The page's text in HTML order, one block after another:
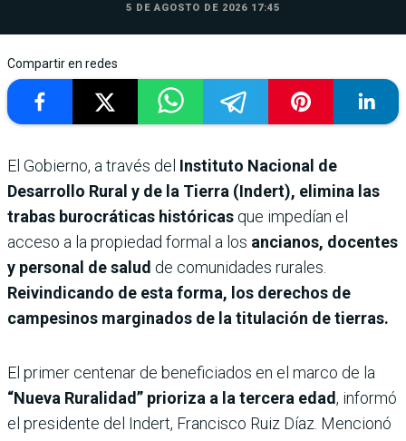
5 DE AGOSTO DE 2026 17:45
Compartir en redes
El Gobierno, a través del Instituto Nacional de
Desarrollo Rural y de la Tierra (Indert), elimina las
trabas burocráticas históricas que impedían el
acceso a la propiedad formal a los ancianos, docentes
y personal de salud de comunidades rurales.
Reivindicando de esta forma, los derechos de
campesinos marginados de la titulación de tierras.
El primer centenar de beneficiados en el marco de la
“Nueva Ruralidad” prioriza a la tercera edad, informó
el presidente del Indert, Francisco Ruiz Díaz. Mencionó